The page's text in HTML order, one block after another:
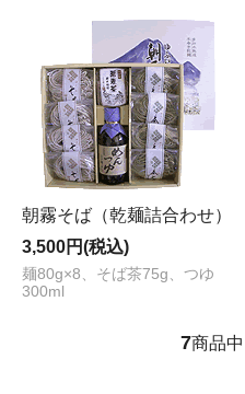
朝霧そば（乾麺詰合わせ）
3,500円(税込)
麺80g×8、そば茶75g、つゆ
300ml
7商品中